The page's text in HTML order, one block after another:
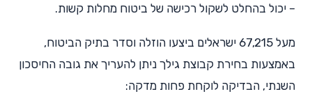
– יכול בהחלט לשקול רכישה של ביטוח מחלות קשות.
מעל 67,215 ישראלים ביצעו הוזלה וסדר בתיק הביטוח,
באמצעות בחירת קבוצת גילך ניתן להעריך את גובה החיסכון
השנתי, הבדיקה לוקחת פחות מדקה: